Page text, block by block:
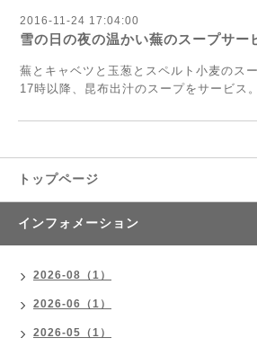
2016-11-24 17:04:00
雪の日の夜の温かい蕪のスープサー
蕪とキャベツと玉葱とスペルト小麦のスー
17時以降、昆布出汁のスープをサービス。
トップページ
インフォメーション
2026-08（1）
2026-06（1）
2026-05（1）